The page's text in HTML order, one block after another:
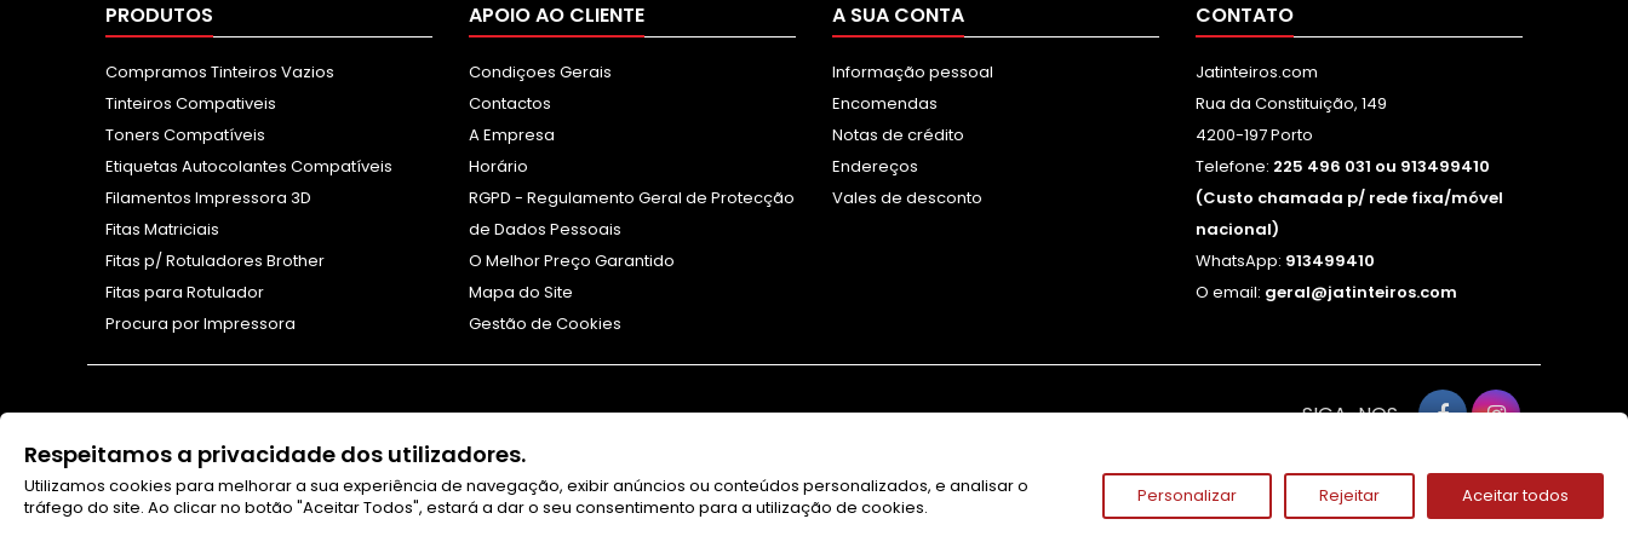
PRODUTOS
Compramos Tinteiros Vazios
Tinteiros Compativeis
Toners Compatíveis
Etiquetas Autocolantes Compatíveis
Filamentos Impressora 3D
Fitas Matriciais
Fitas p/ Rotuladores Brother
Fitas para Rotulador
Procura por Impressora
APOIO AO CLIENTE
Condiçoes Gerais
Contactos
A Empresa
Horário
RGPD - Regulamento Geral de Protecção
de Dados Pessoais
O Melhor Preço Garantido
Mapa do Site
Gestão de Cookies
A SUA CONTA
Informação pessoal
Encomendas
Notas de crédito
Endereços
Vales de desconto
CONTATO
Jatinteiros.com
Rua da Constituição, 149
4200-197 Porto
Telefone: 225 496 031 ou 913499410
(Custo chamada p/ rede fixa/móvel
nacional)
WhatsApp: 913499410
O email: geral@jatinteiros.com
SIGA-NOS
Respeitamos a privacidade dos utilizadores.
Utilizamos cookies para melhorar a sua experiência de navegação, exibir anúncios ou conteúdos personalizados, e analisar o
tráfego do site. Ao clicar no botão "Aceitar Todos", estará a dar o seu consentimento para a utilização de cookies.
Personalizar Rejeitar Aceitar todos